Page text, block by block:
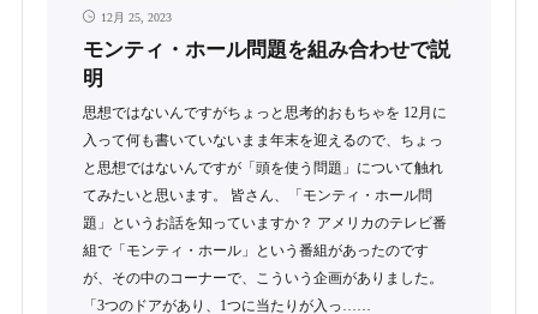
12月 25, 2023
モンティ・ホール問題を組み合わせで説
明
思想ではないんですがちょっと思考的おもちゃを 12月に
入って何も書いていないまま年末を迎えるので、ちょっ
と思想ではないんですが「頭を使う問題」について触れ
てみたいと思います。 皆さん、「モンティ・ホール問
題」というお話を知っていますか？ アメリカのテレビ番
組で「モンティ・ホール」という番組があったのです
が、その中のコーナーで、こういう企画がありました。
「3つのドアがあり、1つに当たりが入っ……